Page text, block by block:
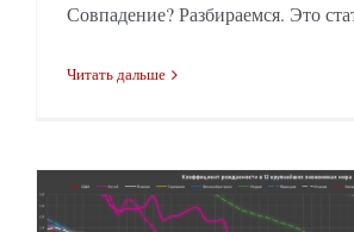
Совпадение? Разбираемся. Это
Читать дальше